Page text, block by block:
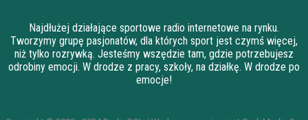
Najdłużej działające sportowe radio internetowe na rynku.
Tworzymy grupę pasjonatów, dla których sport jest czymś więcej,
niż tylko rozrywką. Jesteśmy wszędzie tam, gdzie potrzebujesz
odrobiny emocji. W drodze z pracy, szkoły, na działkę. W drodze po
emocje!